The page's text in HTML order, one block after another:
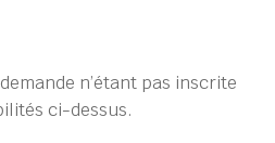
n’étant pas inscrite
ci-dessus.